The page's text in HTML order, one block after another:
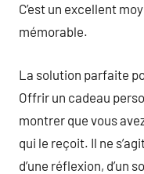
C’est un excellent
mémorable.
La solution parfaite
Offrir un cadeau
montrer que vous
qui le reçoit. Il ne
d’une réflexion, d’un